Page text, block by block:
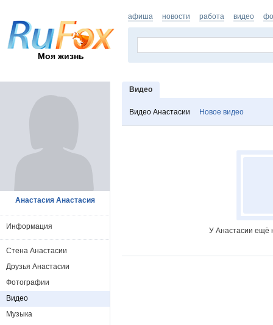
Моя жизнь
афиша новости работа видео
Видео
Видео Анастасии Новое видео
У Анастасии ещё
Анастасия Анастасия
Информация
Стена Анастасии
Друзья Анастасии
Фотографии
Видео
Музыка